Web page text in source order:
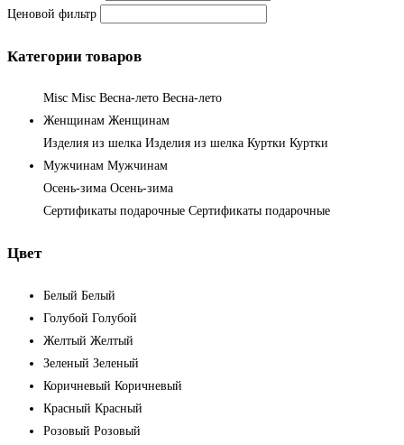
Ценовой фильтр
Категории товаров
Misc Misc Весна-лето Весна-лето
Женщинам Женщинам
Изделия из шелка Изделия из шелка Куртки Куртки
Мужчинам Мужчинам
Осень-зима Осень-зима
Сертификаты подарочные Сертификаты подарочные
Цвет
Белый Белый
Голубой Голубой
Желтый Желтый
Зеленый Зеленый
Коричневый Коричневый
Красный Красный
Розовый Розовый